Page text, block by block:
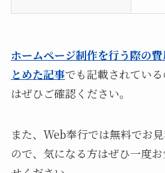
ホームページ制作を行う際の
とめた記事でも記載されてい
はぜひご確認ください。
また、Web奉行では無料でお
ので、気になる方はぜひ一度